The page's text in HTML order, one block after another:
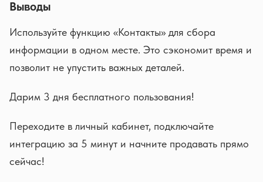
Выводы
Используйте функцию «Контакты» для сбора
информации в одном месте. Это сэкономит время и
позволит не упустить важных деталей.
Дарим 3 дня бесплатного пользования!
Переходите в личный кабинет, подключайте
интеграцию за 5 минут и начните продавать прямо
сейчас!